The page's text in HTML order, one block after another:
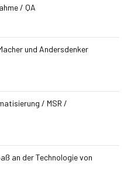
/ QA
und Andersdenker
/ MSR /
an der Technologie von